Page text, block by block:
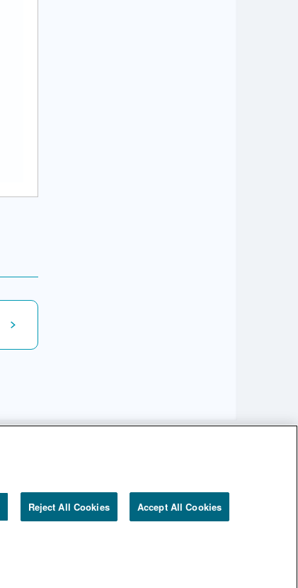
Reject All Cookies Accept All Cookies